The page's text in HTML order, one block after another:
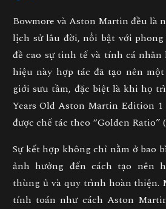
Bowmore và Aston Martin đều là
lịch sử lâu đời, nổi bật với
đề cao sự tinh tế và tính cá
hiệu này hợp tác đã tạo nên
giới sưu tầm, đặc biệt là khi họ
Years Old Aston Martin Edition
được chế tác theo “Golden Ratio”
Sự kết hợp không chỉ nằm ở bao
ảnh hưởng đến cách tạo nên
thùng ủ và quy trình hoàn thiện.
tính toán như cách Aston